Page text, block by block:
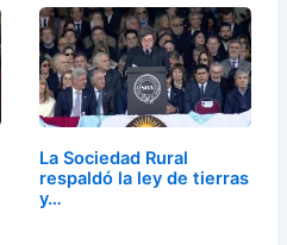
La Sociedad Rural
respaldó la ley de tierras
y…